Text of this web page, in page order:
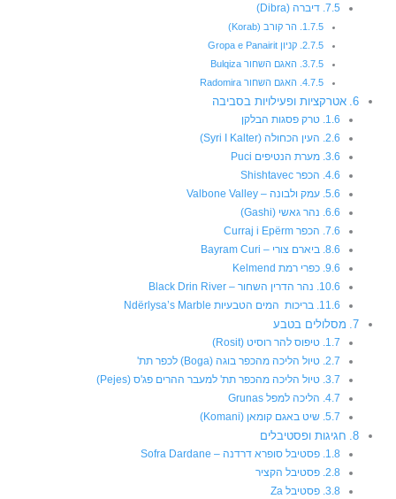
דיברה (Dibra)
הר קורב (Korab)
קניון Gropa e Panairit
האגם השחור Bulqiza
האגם השחור Radomira
אטרקציות ופעילויות בסביבה
טרק פסגות הבלקן
העין הכחולה (Syri I Kalter)
מערת הנטיפים Puci
הכפר Shishtavec
עמק ולבונה – Valbone Valley
נהר גאשי (Gashi)
הכפר Curraj i Epërm
ביארם צורי – Bayram Curi
כפרי רמת Kelmend
נהר הדרין השחור – Black Drin River
בריכות המים הטבעיות Ndërlysa’s Marble
מסלולים בטבע
טיפוס להר רוסיט (Rosit)
טיול הליכה מהכפר בוגה (Boga) לכפר תת'
טיול הליכה מהכפר תת' למעבר ההרים פג'ס (Pejes)
הליכה למפל Grunas
שיט באגם קומאן (Komani)
חגיגות ופסטיבלים
פסטיבל סופרא דרדנה – Sofra Dardane
פסטיבל הקציר
פסטיבל Za